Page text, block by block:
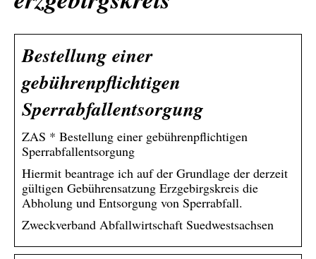
Bestellung einer
gebührenpflichtigen
Sperrabfallentsorgung
ZAS * Bestellung einer gebührenpflichtigen
Sperrabfallentsorgung
Hiermit beantrage ich auf der Grundlage der derzeit
gültigen Gebührensatzung Erzgebirgskreis die
Abholung und Entsorgung von Sperrabfall.
Zweckverband Abfallwirtschaft Suedwestsachsen